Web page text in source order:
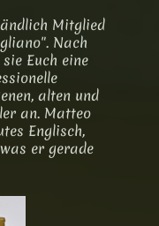
Mitglied
Nach
Euch eine
alten und
an. Matteo
Englisch,
er gerade